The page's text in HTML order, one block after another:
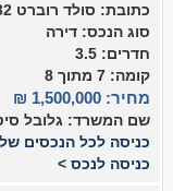
כתובת: סולד רוברט 32
סוג הנכס: דירה
חדרים: 3.5
קומה: 7 מתוך 8
מחיר: 1,500,000 ₪
שם המשרד: גלובל
כניסה לכל הנכסים
כניסה לנכס >